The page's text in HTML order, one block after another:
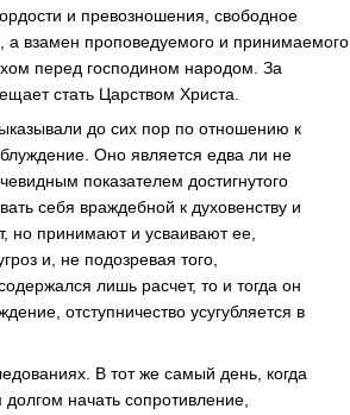
и превозношения, свободное
а взамен проповедуемого и принимаемого
перед господином народом. За
стать Царством Христа.
до сих пор по отношению к
Оно является едва ли не
показателем достигнутого
себя враждебной к духовенству и
но принимают и усваивают ее,
и, не подозревая того,
лишь расчет, то и тогда он
отступничество усугубляется в
В тот же самый день, когда
долгом начать сопротивление,